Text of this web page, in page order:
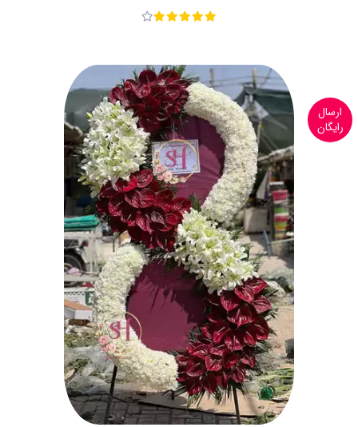
ارسال
رایگان